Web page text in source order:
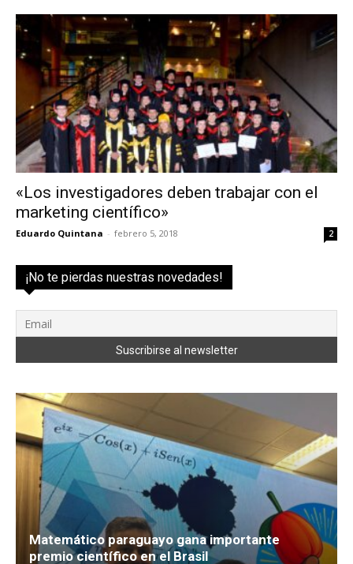
«Los investigadores deben trabajar con el
marketing científico»
Eduardo Quintana - febrero 5, 2018 2
¡No te pierdas nuestras novedades!
Matemático paraguayo gana importante
premio científico en el Brasil